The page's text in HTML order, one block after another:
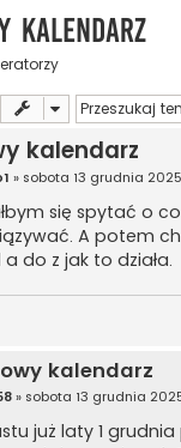
kalendarz
kalendarz
» sobota 13 grudnia
się spytać o
A potem
do z jak to działa.
kalendarz
» sobota 13 grudnia
już laty 1